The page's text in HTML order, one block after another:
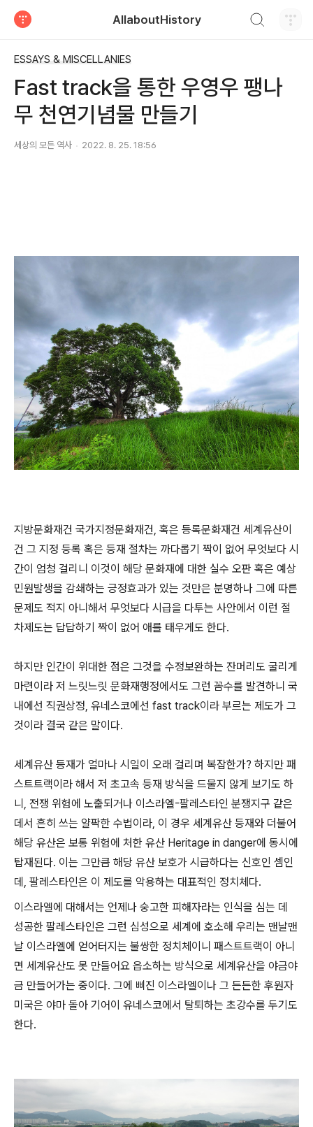
AllaboutHistory
ESSAYS & MISCELLANIES
Fast track을 통한 우영우 팽나
무 천연기념물 만들기
세상의 모든 역사 2022. 8. 25. 18:56
지방문화재건 국가지정문화재건, 혹은 등록문화재건 세계유산이
건 그 지정 등록 혹은 등재 절차는 까다롭기 짝이 없어 무엇보다 시
간이 엄청 걸리니 이것이 해당 문화재에 대한 실수 오판 혹은 예상
민원발생을 감쇄하는 긍정효과가 있는 것만은 분명하나 그에 따른
문제도 적지 아니해서 무엇보다 시급을 다투는 사안에서 이런 절
차제도는 답답하기 짝이 없어 애를 태우게도 한다.
하지만 인간이 위대한 점은 그것을 수정보완하는 잔머리도 굴리게
마련이라 저 느릿느릿 문화재행정에서도 그런 꼼수를 발견하니 국
내에선 직권상정, 유네스코에선 fast track이라 부르는 제도가 그
것이라 결국 같은 말이다.
세계유산 등재가 얼마나 시일이 오래 걸리며 복잡한가? 하지만 패
스트트랙이라 해서 저 초고속 등재 방식을 드물지 않게 보기도 하
니, 전쟁 위험에 노출되거나 이스라엘-팔레스타인 분쟁지구 같은
데서 흔히 쓰는 얄팍한 수법이라, 이 경우 세계유산 등재와 더불어
해당 유산은 보통 위험에 처한 유산 Heritage in danger에 동시에
탑재된다. 이는 그만큼 해당 유산 보호가 시급하다는 신호인 셈인
데, 팔레스타인은 이 제도를 악용하는 대표적인 정치체다.
이스라엘에 대해서는 언제나 숭고한 피해자라는 인식을 심는 데
성공한 팔레스타인은 그런 심성으로 세계에 호소해 우리는 맨날맨
날 이스라엘에 얻어터지는 불쌍한 정치체이니 패스트트랙이 아니
면 세계유산도 못 만들어요 읍소하는 방식으로 세계유산을 야금야
금 만들어가는 중이다. 그에 삐진 이스라엘이나 그 든든한 후원자
미국은 야마 돌아 기어이 유네스코에서 탈퇴하는 초강수를 두기도
한다.